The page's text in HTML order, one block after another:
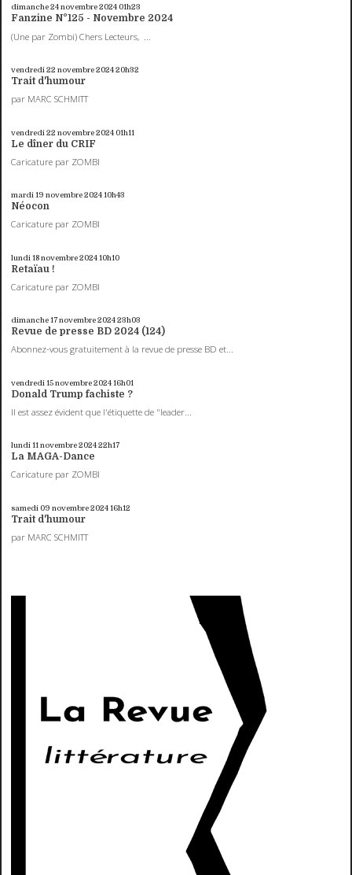
dimanche 24novembre 2024 01h23
Fanzine N°125 - Novembre 2024
(Une par Zombi) Chers Lecteurs, ...
vendredi 22 novembre 202420h32
Trait d'humour
par MARC SCHMITT
vendredi 22 novembre 2024 01h11
Le dîner du CRIF
Caricature par ZOMBI
mardi 19 novembre 202410h43
Néocon
Caricature par ZOMBI
lundi 18novembre 202410h10
Retaïau !
Caricature par ZOMBI
dimanche 17novembre 202423h03
Revue de presse BD 2024 (124)
Abonnez-vous gratuitement à la revue de presse BD et...
vendredi 15novembre 202416h01
Donald Trump fachiste ?
Il est assez évident que l'étiquette de "leader...
lundi 11novembre 202422h17
La MAGA-Dance
Caricature par ZOMBI
samedi 09 novembre 202416h12
Trait d'humour
par MARC SCHMITT